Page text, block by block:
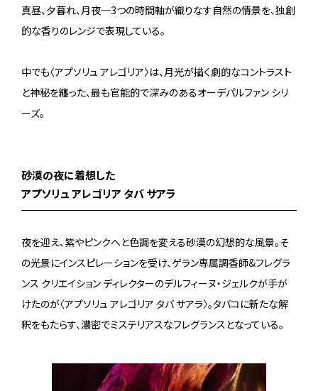
真昼、夕暮れ、月夜─3つの時間軸が織りなす自然の情景を、独創
的な香りのレンジで表現している。
中でも〈アプソリュ アレゴリア〉は、月光が描く劇的なコントラスト
と神秘を纏った、最も官能的で深みのあるオーデパルファン シリ
ーズ。
砂漠の夜に着想した
アプソリュ アレゴリア タバ サアラ
夜を迎え、紫やピンクへと色調を変える砂漠の幻想的な風景。そ
の光景にインスピレーションを受け、ゲラン専属調香師&フレグラ
ンス クリエイション ディレクターのデルフィーヌ・ジェルクが手が
けたのが〈アプソリュ アレゴリア タバ サアラ〉。タバコに新たな解
釈をもたらす、濃密でミステリアスなフレグランスとなっている。